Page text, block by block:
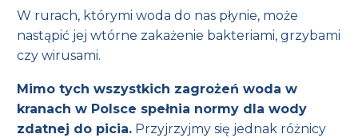
W rurach, którymi woda do nas płynie, może
nastąpić jej wtórne zakażenie bakteriami, grzybami
czy wirusami.
Mimo tych wszystkich zagrożeń woda w
kranach w Polsce spełnia normy dla wody
zdatnej do picia. Przyjrzyjmy się jednak różnicy